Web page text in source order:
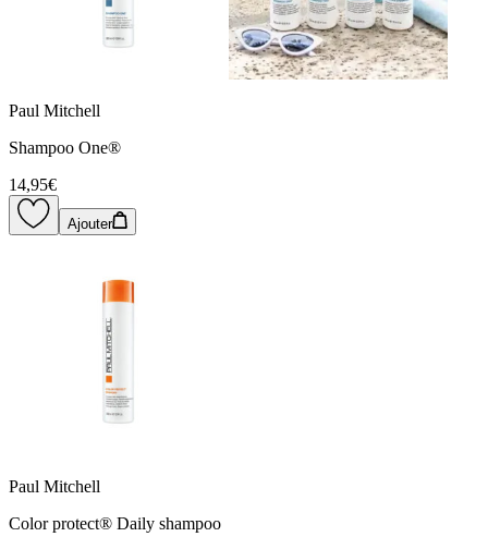
Paul Mitchell
Shampoo One®
14,95€
Ajouter
Paul Mitchell
Color protect® Daily shampoo